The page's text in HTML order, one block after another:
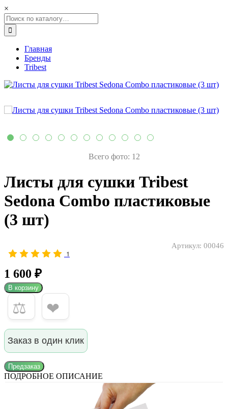
×
Главная
Бренды
Tribest
Всего фото: 12
Листы для сушки Tribest
Sedona Combo пластиковые
(3 шт)
1
Артикул: 00046
1 600 ₽
В корзину
⚖ ❤
Заказ в один клик
Предзаказ
ПОДРОБНОЕ ОПИСАНИЕ